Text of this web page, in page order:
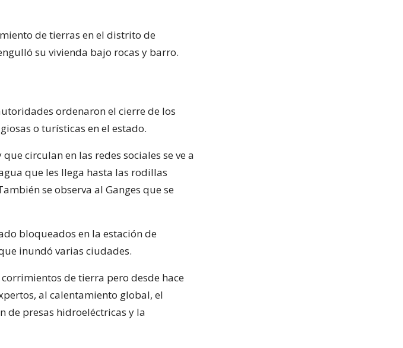
de tierras en el distrito de
su vivienda bajo rocas y barro.
ordenaron el cierre de los
o turísticas en el estado.
circulan en las redes sociales se ve a
que les llega hasta las rodillas
se observa al Ganges que se
bloqueados en la estación de
inundó varias ciudades.
de tierra pero desde hace
al calentamiento global, el
de presas hidroeléctricas y la